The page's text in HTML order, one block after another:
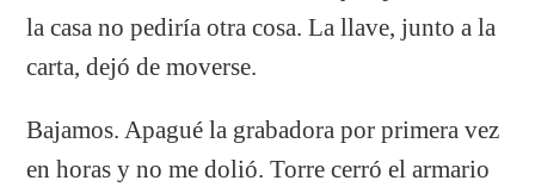
la casa no pediría otra cosa. La llave, junto a la
carta, dejó de moverse.
Bajamos. Apagué la grabadora por primera vez
en horas y no me dolió. Torre cerró el armario